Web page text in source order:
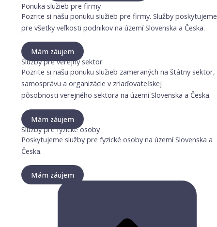
Ponuka služieb pre firmy
Pozrite si našu ponuku služieb pre firmy. Služby poskytujeme
pre všetky veľkosti podnikov na území Slovenska a Česka.
Mám záujem
Služby pre verejný sektor
Pozrite si našu ponuku služieb zameraných na štátny sektor,
samosprávu a organizácie v zriaďovateľskej
pôsobnosti verejného sektora na území Slovenska a Česka.
Mám záujem
Služby pre fyzické osoby
Poskytujeme služby pre fyzické osoby na území Slovenska a
Česka.
Mám záujem